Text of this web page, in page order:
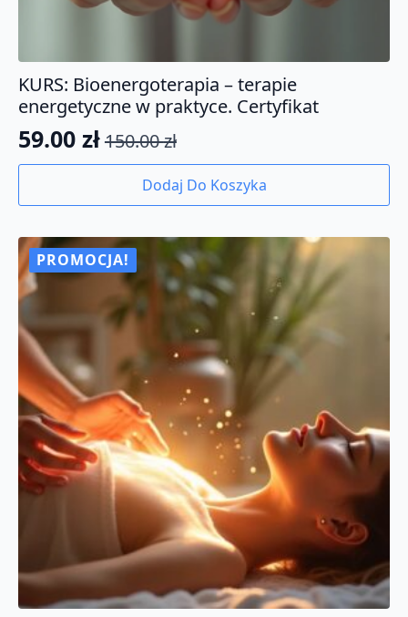
KURS: Bioenergoterapia – terapie
energetyczne w praktyce. Certyfikat
150.00zł
Pierwotna
wynosiła:
150.00 zł.
59.00 zł
Aktualna
wynosi:
59.00 zł.
Dodaj Do Koszyka
PROMOCJA!